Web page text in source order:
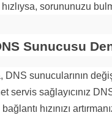
hızlıysa, sorununuzu
Sunucusu
DNS sunucularının
servis sağlayıcınız
hızınızı